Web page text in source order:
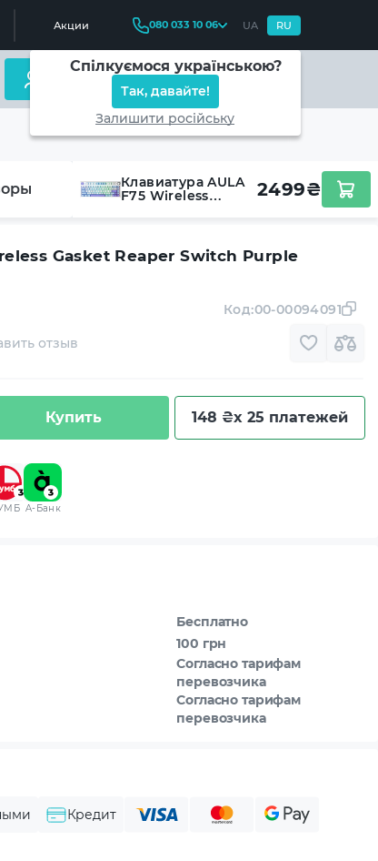
Акции 080 033 10 06 UA RU
Спілкуємося українською?
Так, давайте!
Залишити російську
Клавиатура AULA
F75 Wireless
2499₴
Gasket Reaper Switch Purple
отзыв
Код:00-00094091
Купить 148 ₴x 25 платежей
A-Банк
Бесплатно
100 грн
Согласно тарифам
перевозчика
Согласно тарифам
перевозчика
Кредит